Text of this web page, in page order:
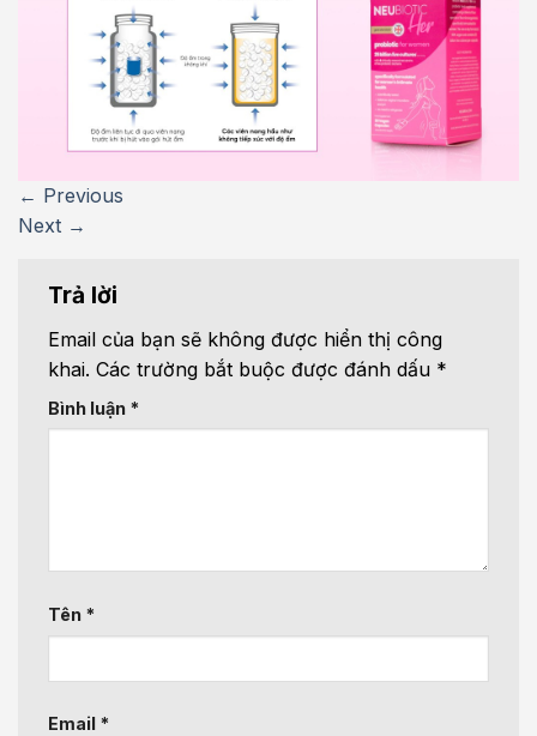
← Previous
Next →
Trả lời
Email của bạn sẽ không được hiển thị công
khai. Các trường bắt buộc được đánh dấu *
Bình luận *
Tên *
Email *